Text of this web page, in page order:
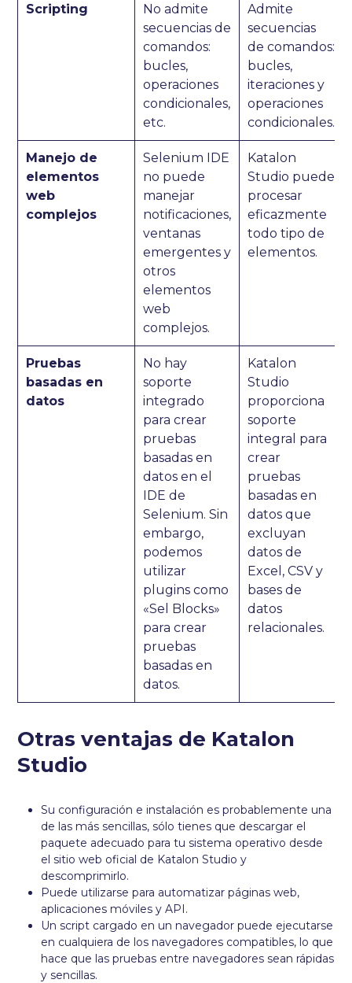
Scripting
No admite
secuencias de
comandos:
bucles,
operaciones
condicionales,
etc.
Admite
secuencias
de comandos:
bucles,
iteraciones y
operaciones
condicionales.
Manejo de
elementos
web
complejos
Selenium IDE
no puede
manejar
notificaciones,
ventanas
emergentes y
otros
elementos
web
complejos.
Katalon
Studio puede
procesar
eficazmente
todo tipo de
elementos.
Pruebas
basadas en
datos
No hay
soporte
integrado
para crear
pruebas
basadas en
datos en el
IDE de
Selenium. Sin
embargo,
podemos
utilizar
plugins como
«Sel Blocks»
para crear
pruebas
basadas en
datos.
Katalon
Studio
proporciona
soporte
integral para
crear
pruebas
basadas en
datos que
excluyan
datos de
Excel, CSV y
bases de
datos
relacionales.
Otras ventajas de Katalon
Studio
Su configuración e instalación es probablemente una
de las más sencillas, sólo tienes que descargar el
paquete adecuado para tu sistema operativo desde
el sitio web oficial de Katalon Studio y
descomprimirlo.
Puede utilizarse para automatizar páginas web,
aplicaciones móviles y API.
Un script cargado en un navegador puede ejecutarse
en cualquiera de los navegadores compatibles, lo que
hace que las pruebas entre navegadores sean rápidas
y sencillas.